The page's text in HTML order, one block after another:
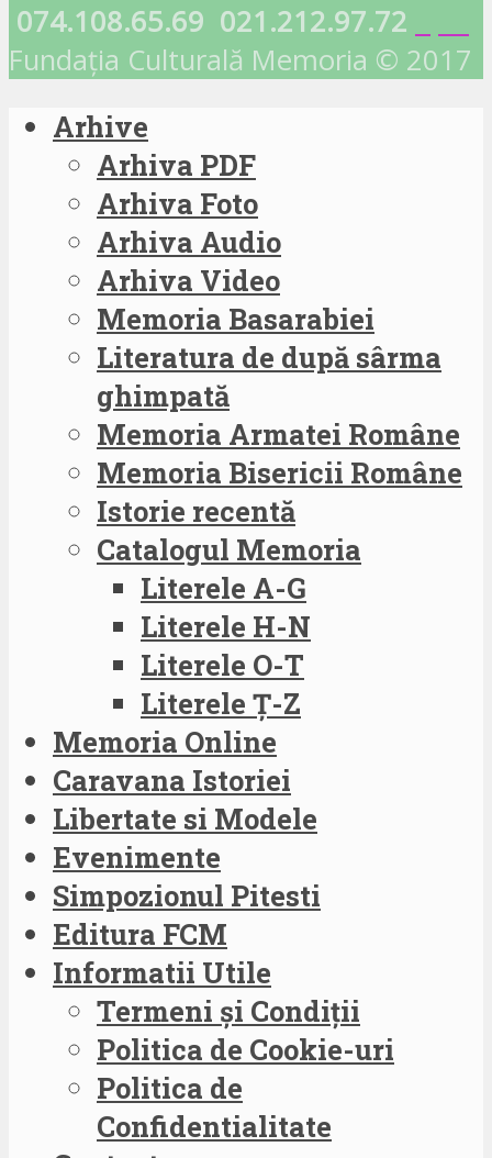
074.108.65.69 021.212.97.72
Fundația Culturală Memoria © 2017
Arhive
Arhiva PDF
Arhiva Foto
Arhiva Audio
Arhiva Video
Memoria Basarabiei
Literatura de după sârma
ghimpată
Memoria Armatei Române
Memoria Bisericii Române
Istorie recentă
Catalogul Memoria
Literele A-G
Literele H-N
Literele O-T
Literele Ț-Z
Memoria Online
Caravana Istoriei
Libertate si Modele
Evenimente
Simpozionul Pitesti
Editura FCM
Informatii Utile
Termeni și Condiții
Politica de Cookie-uri
Politica de
Confidentialitate